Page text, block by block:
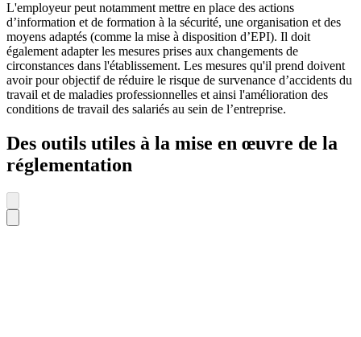
L'employeur peut notamment mettre en place des actions
d’information et de formation à la sécurité, une organisation et des
moyens adaptés (comme la mise à disposition d’EPI). Il doit
également adapter les mesures prises aux changements de
circonstances dans l'établissement. Les mesures qu'il prend doivent
avoir pour objectif de réduire le risque de survenance d’accidents du
travail et de maladies professionnelles et ainsi l'amélioration des
conditions de travail des salariés au sein de l’entreprise.
Des outils utiles à la mise en œuvre de la
réglementation